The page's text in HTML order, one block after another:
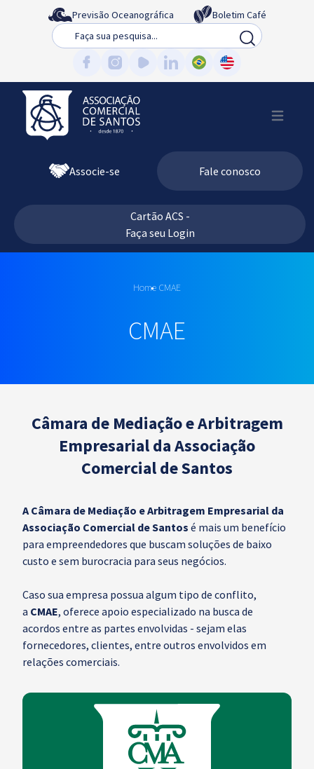
Previsão Oceanográfica
Boletim Café
Busca
Associe-se Fale conosco
Cartão ACS -
Faça seu Login
Home CMAE
CMAE
Câmara de Mediação e Arbitragem
Empresarial da Associação
Comercial de Santos
A Câmara de Mediação e Arbitragem Empresarial da
Associação Comercial de Santos é mais um benefício
para empreendedores que buscam soluções de baixo
custo e sem burocracia para seus negócios.
Caso sua empresa possua algum tipo de conflito,
a CMAE, oferece apoio especializado na busca de
acordos entre as partes envolvidas - sejam elas
fornecedores, clientes, entre outros envolvidos em
relações comerciais.